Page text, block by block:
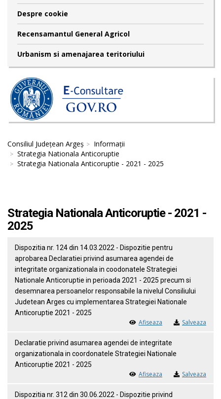
Despre cookie
Recensamantul General Agricol
Urbanism si amenajarea teritoriului
Consiliul Județean Argeș
Informații
Strategia Nationala Anticoruptie
Strategia Nationala Anticoruptie - 2021 - 2025
Strategia Nationala Anticoruptie - 2021 -
2025
Dispozitia nr. 124 din 14.03.2022 - Dispozitie pentru
aprobarea Declaratiei privind asumarea agendei de
integritate organizationala in coodonatele Strategiei
Nationale Anticoruptie in perioada 2021 - 2025 precum si
desemnarea persoanelor responsabile la nivelul Consiliului
Judetean Arges cu implementarea Strategiei Nationale
Anticoruptie 2021 - 2025
Afiseaza Salveaza
Declaratie privind asumarea agendei de integritate
organizationala in coordonatele Strategiei Nationale
Anticoruptie 2021 - 2025
Afiseaza Salveaza
Dispozitia nr. 312 din 30.06.2022 - Dispozitie privind